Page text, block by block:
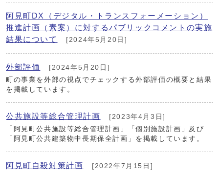
阿見町DX（デジタル・トランスフォーメーション）
推進計画（素案）に対するパブリックコメントの実施
結果について
[2024年5月20日]
外部評価
[2024年5月20日]
町の事業を外部の視点でチェックする外部評価の概要と結果
を掲載しています。
公共施設等総合管理計画
[2023年4月3日]
「阿見町公共施設等総合管理計画」「個別施設計画」及び
「阿見町公共建築物中長期保全計画」を掲載しています。
阿見町自殺対策計画 [2022年7月15日]